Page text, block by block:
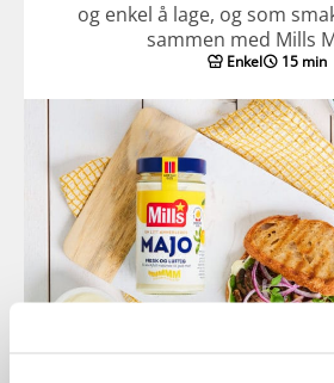
og enkel å lage, og som
sammen med Mills
Enkel 15 min